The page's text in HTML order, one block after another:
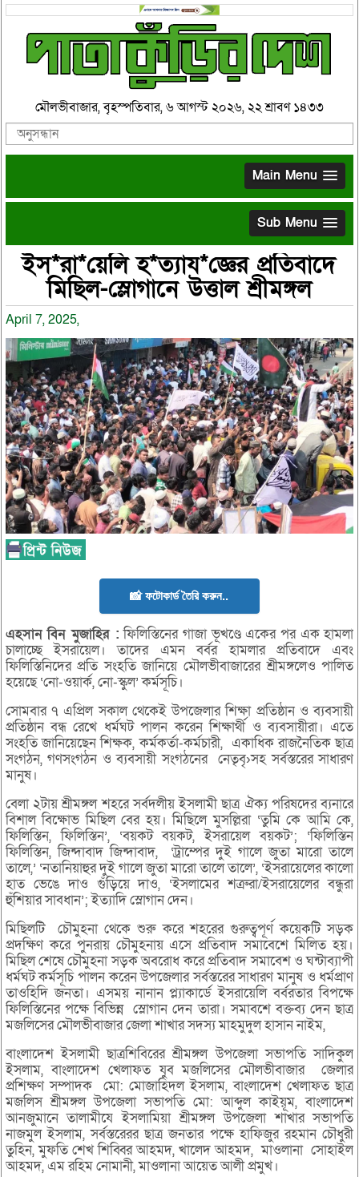
মৌলভীবাজার, বৃহস্পতিবার, ৬ আগস্ট ২০২৬, ২২ শ্রাবণ ১৪৩৩
Main Menu
Sub Menu
ইস*রা*য়েলি হ*ত্যায*জ্ঞের প্রতিবাদে
মিছিল-স্লোগানে উত্তাল শ্রীমঙ্গল
April 7, 2025,
📸 ফটোকার্ড তৈরি করুন..
এহসানবিনমুজাহির : ফিলিস্তিনের গাজা ভূখণ্ডে একের পর এক হামলা
চালাচ্ছে ইসরায়েল। তাদের এমন বর্বর হামলার প্রতিবাদে এবং
ফিলিস্তিনিদের প্রতি সংহতি জানিয়ে মৌলভীবাজারের শ্রীমঙ্গলেও পালিত
হয়েছে ‘নো-ওয়ার্ক, নো-স্কুল’ কর্মসূচি।
সোমবার ৭ এপ্রিল সকাল থেকেই উপজেলার শিক্ষা প্রতিষ্ঠান ও ব্যবসায়ী
প্রতিষ্ঠান বন্ধ রেখে ধর্মঘট পালন করেন শিক্ষার্থী ও ব্যবসায়ীরা। এতে
সংহতি জানিয়েছেন শিক্ষক, কর্মকর্তা-কর্মচারী, একাধিক রাজনৈতিক ছাত্র
সংগঠন, গণসংগঠন ও ব্যবসায়ী সংগঠনের নেতৃবৃ›সহ সর্বস্তরের সাধারণ
মানুষ।
বেলা ২টায় শ্রীমঙ্গল শহরে সর্বদলীয় ইসলামী ছাত্র ঐক্য পরিষদের ব্যনারে
বিশাল বিক্ষোভ মিছিল বের হয়। মিছিলে মুসল্লিরা ‘তুমি কে আমি কে,
ফিলিস্তিন, ফিলিস্তিন’, ‘বয়কট বয়কট, ইসরায়েল বয়কট’; ‘ফিলিস্তিন
ফিলিস্তিন, জিন্দাবাদ জিন্দাবাদ, ‘ট্রাম্পের দুই গালে জুতা মারো তালে
তালে,’ ‘নতানিয়াহুর দুই গালে জুতা মারো তালে তালে’, ‘ইসরায়েলের কালো
হাত ভেঙে দাও গুঁড়িয়ে দাও, ‘ইসলামের শত্রুরা/ইসরায়েলের বন্ধুরা
হুঁশিয়ার সাবধান’; ইত্যাদি স্লোগান দেন।
মিছিলটি চৌমুহনা থেকে শুরু করে শহরের গুরুত্বপূর্ণ কয়েকটি সড়ক
প্রদক্ষিণ করে পুনরায় চৌমুহনায় এসে প্রতিবাদ সমাবেশে মিলিত হয়।
মিছিল শেষে চৌমুহনা সড়ক অবরোধ করে প্রতিবাদ সমাবেশ ও ঘন্টাব্যাপী
ধর্মঘট কর্মসূচি পালন করেন উপজেলার সর্বস্তরের সাধারণ মানুষ ও ধর্মপ্রাণ
তাওহিদি জনতা। এসময় নানান প্ল্যাকার্ডে ইসরায়েলি বর্বরতার বিপক্ষে
ফিলিস্তিনের পক্ষে বিভিন্ন স্লোগান দেন তারা। সমাবশে বক্তব্য দেন ছাত্র
মজলিসের মৌলভীবাজার জেলা শাখার সদস্য মাহমুদুল হাসান নাইম,
বাংলাদেশ ইসলামী ছাত্রশিবিরের শ্রীমঙ্গল উপজেলা সভাপতি সাদিকুল
ইসলাম, বাংলাদেশ খেলাফত যুব মজলিসের মৌলভীবাজার জেলার
প্রশিক্ষণ সম্পাদক মো: মোজাহিদল ইসলাম, বাংলাদেশ খেলাফত ছাত্র
মজলিস শ্রীমঙ্গল উপজেলা সভাপতি মো: আব্দুল কাইয়ূম, বাংলাদেশ
আনজুমানে তালামীযে ইসলামিয়া শ্রীমঙ্গল উপজেলা শাখার সভাপতি
নাজমুল ইসলাম, সর্বস্তরেরর ছাত্র জনতার পক্ষে হাফিজুর রহমান চৌধুরী
তুহিন, মুফতি শেখ শিব্বির আহমদ, খালেদ আহমদ, মাওলানা সোহাইল
আহমদ, এম রহিম নোমানী, মাওলানা আয়েত আলী প্রমুখ।